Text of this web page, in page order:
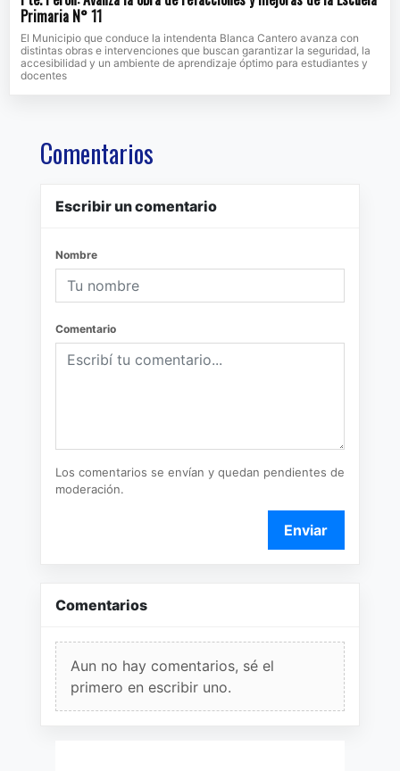
Primaria N° 11
El Municipio que conduce la intendenta Blanca Cantero avanza con
distintas obras e intervenciones que buscan garantizar la seguridad, la
accesibilidad y un ambiente de aprendizaje óptimo para estudiantes y
docentes
Comentarios
Escribir un comentario
Nombre
Comentario
Los comentarios se envían y quedan pendientes de
moderación.
Enviar
Comentarios
Aun no hay comentarios, sé el
primero en escribir uno.